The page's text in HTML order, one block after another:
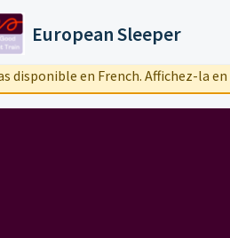
European Sleeper
disponible en French. Affichez-la en